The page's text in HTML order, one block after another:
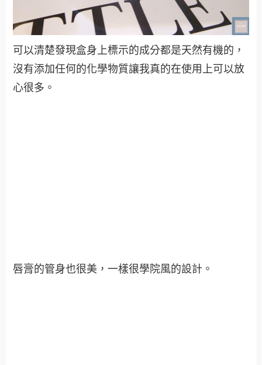
可以清楚發現盒身上標示的成分都是天然有機的，
沒有添加任何的化學物質讓我真的在使用上可以放
心很多。
唇膏的管身也很美，一樣很學院風的設計。